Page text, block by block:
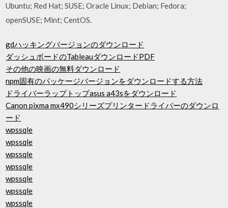
Ubuntu; Red Hat; SUSE; Oracle Linux; Debian; Fedora;
openSUSE; Mint; CentOS.
gdハッキングバージョンのダウンロード
ダッシュボードのTableauダウンロードPDF
その他の映画の無料ダウンロード
npm固有のパッケージバージョンをダウンロードする方法
ドライバーラップトップasus a43sをダウンロード
Canon pixma mx490シリーズプリンタードライバーのダウンロ
ード
wpssqle
wpssqle
wpssqle
wpssqle
wpssqle
wpssqle
wpssqle